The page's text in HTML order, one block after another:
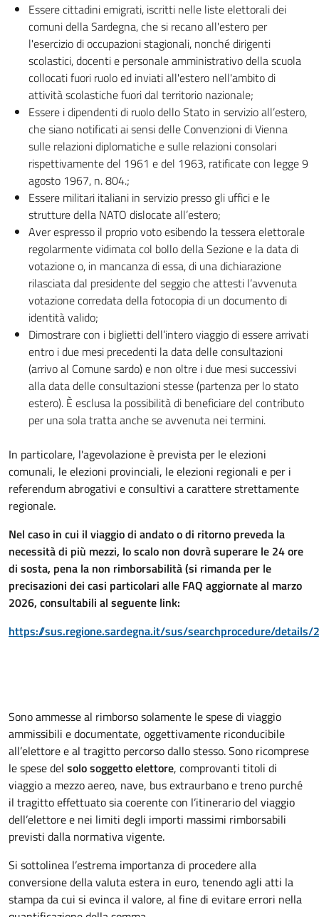
Essere cittadini emigrati, iscritti nelle liste elettorali dei
comuni della Sardegna, che si recano all'estero per
l'esercizio di occupazioni stagionali, nonché dirigenti
scolastici, docenti e personale amministrativo della scuola
collocati fuori ruolo ed inviati all'estero nell'ambito di
attività scolastiche fuori dal territorio nazionale;
Essere i dipendenti di ruolo dello Stato in servizio all’estero,
che siano notificati ai sensi delle Convenzioni di Vienna
sulle relazioni diplomatiche e sulle relazioni consolari
rispettivamente del 1961 e del 1963, ratificate con legge 9
agosto 1967, n. 804.;
Essere militari italiani in servizio presso gli uffici e le
strutture della NATO dislocate all’estero;
Aver espresso il proprio voto esibendo la tessera elettorale
regolarmente vidimata col bollo della Sezione e la data di
votazione o, in mancanza di essa, di una dichiarazione
rilasciata dal presidente del seggio che attesti l’avvenuta
votazione corredata della fotocopia di un documento di
identità valido;
Dimostrare con i biglietti dell’intero viaggio di essere arrivati
entro i due mesi precedenti la data delle consultazioni
(arrivo al Comune sardo) e non oltre i due mesi successivi
alla data delle consultazioni stesse (partenza per lo stato
estero). È esclusa la possibilità di beneficiare del contributo
per una sola tratta anche se avvenuta nei termini.
In particolare, l'agevolazione è prevista per le elezioni
comunali, le elezioni provinciali, le elezioni regionali e per i
referendum abrogativi e consultivi a carattere strettamente
regionale.
Nel caso in cui il viaggio di andato o di ritorno preveda la
necessità di più mezzi, lo scalo non dovrà superare le 24 ore
di sosta, pena la non rimborsabilità (si rimanda per le
precisazioni dei casi particolari alle FAQ aggiornate al marzo
2026, consultabili al seguente link:
https://sus.regione.sardegna.it/sus/searchprocedure/details/
Sono ammesse al rimborso solamente le spese di viaggio
ammissibili e documentate, oggettivamente riconducibile
all’elettore e al tragitto percorso dallo stesso. Sono ricomprese
le spese del solo soggetto elettore, comprovanti titoli di
viaggio a mezzo aereo, nave, bus extraurbano e treno purché
il tragitto effettuato sia coerente con l’itinerario del viaggio
dell’elettore e nei limiti degli importi massimi rimborsabili
previsti dalla normativa vigente.
Si sottolinea l’estrema importanza di procedere alla
conversione della valuta estera in euro, tenendo agli atti la
stampa da cui si evinca il valore, al fine di evitare errori nella